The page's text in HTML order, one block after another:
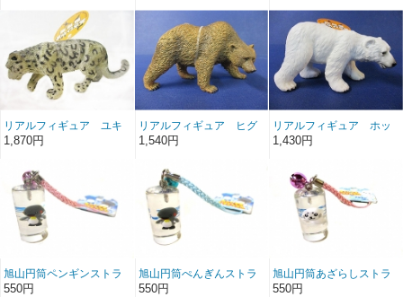
リアルフィギュア ユキ
ヒョウ
1,870円
リアルフィギュア ヒグ
マ
1,540円
リアルフィギュア ホッ
キョクグマ親
1,430円
旭山円筒ペンギンストラ
ップ値付けピンク新
550円
旭山円筒ぺんぎんストラ
ップ根付けブルー新
550円
旭山円筒あざらしストラ
ップ根付けピンク新
550円